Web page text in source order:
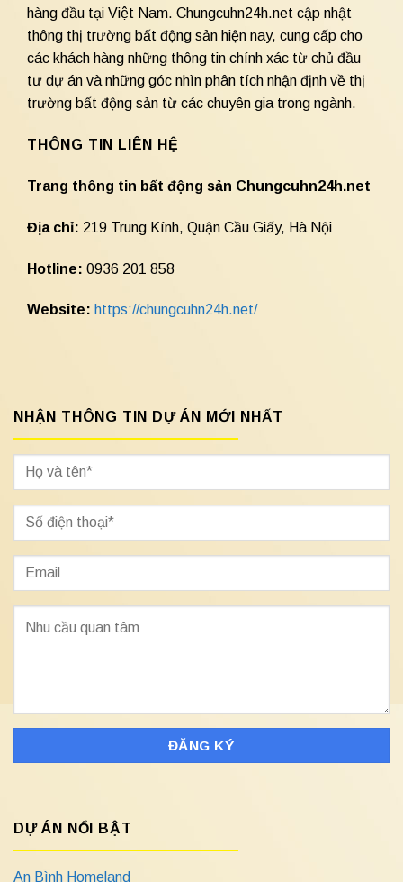
hàng đầu tại Việt Nam. Chungcuhn24h.net cập nhật
thông thị trường bất động sản hiện nay, cung cấp cho
các khách hàng những thông tin chính xác từ chủ đầu
tư dự án và những góc nhìn phân tích nhận định về thị
trường bất động sản từ các chuyên gia trong ngành.
THÔNG TIN LIÊN HỆ
Trang thông tin bất động sản Chungcuhn24h.net
Địa chỉ: 219 Trung Kính, Quận Cầu Giấy, Hà Nội
Hotline: 0936 201 858
Website: https://chungcuhn24h.net/
NHẬN THÔNG TIN DỰ ÁN MỚI NHẤT
DỰ ÁN NỔI BẬT
An Bình Homeland